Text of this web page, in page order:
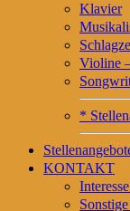
Klavier
Violine
*
KONTAKT